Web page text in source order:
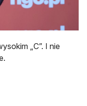
„C”. I nie